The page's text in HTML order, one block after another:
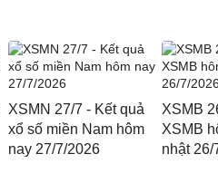
XSMN 27/7 - Kết quả
xổ số miền Nam hôm
nay 27/7/2026
XSMB
XSMB
nhật 26/